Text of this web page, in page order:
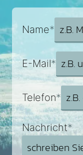
Name*
E-Mail*
Telefon*
Nachricht*